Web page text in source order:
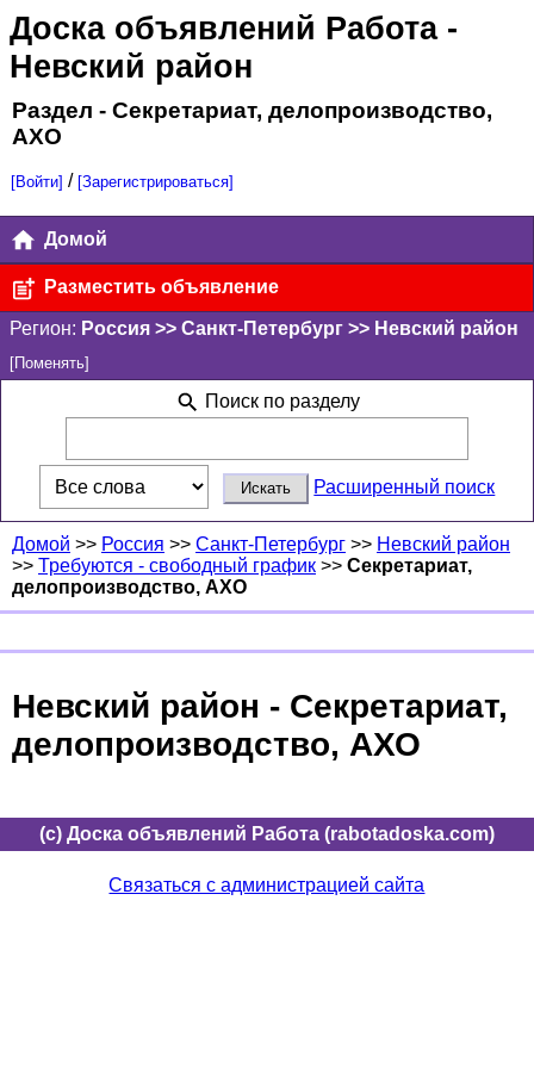
Доска объявлений Работа-
Невский район
Раздел - Секретариат, делопроизводство,
АХО
[Войти] / [Зарегистрироваться]
Домой
Разместить объявление
Регион: Россия >> Санкт-Петербург >> Невский район
[Поменять]
Поиск по разделу
Расширенный поиск
Домой >> Россия >> Санкт-Петербург >> Невский район
>> Требуются - свободный график >> Секретариат,
делопроизводство, АХО
Невский район - Секретариат,
делопроизводство, АХО
(c) Доска объявлений Работа (rabotadoska.com)
Связаться с администрацией сайта